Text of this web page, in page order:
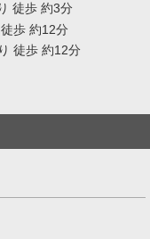
徒歩 約3分
歩 約12分
徒歩 約12分